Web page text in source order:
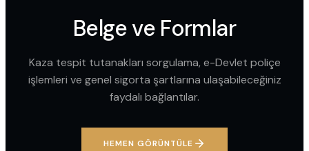
Belge ve Formlar
Kaza tespit tutanakları sorgulama, e-Devlet poliçe
işlemleri ve genel sigorta şartlarına ulaşabileceğiniz
faydalı bağlantılar.
HEMEN GÖRÜNTÜLE